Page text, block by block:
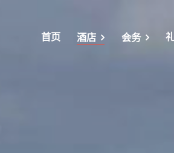
首页 酒店 会务